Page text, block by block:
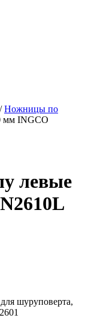
/Ножницы по
мм INGCO
левые
шуруповерта,